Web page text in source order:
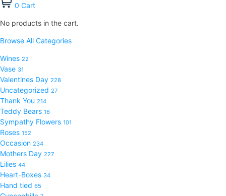
0 Cart
No products in the cart.
Browse All Categories
Wines 22
Vase 31
Valentines Day 228
Uncategorized 27
Thank You 214
Teddy Bears 16
Sympathy Flowers 101
Roses 152
Occasion 234
Mothers Day 227
Lilies 44
Heart-Boxes 34
Hand tied 65